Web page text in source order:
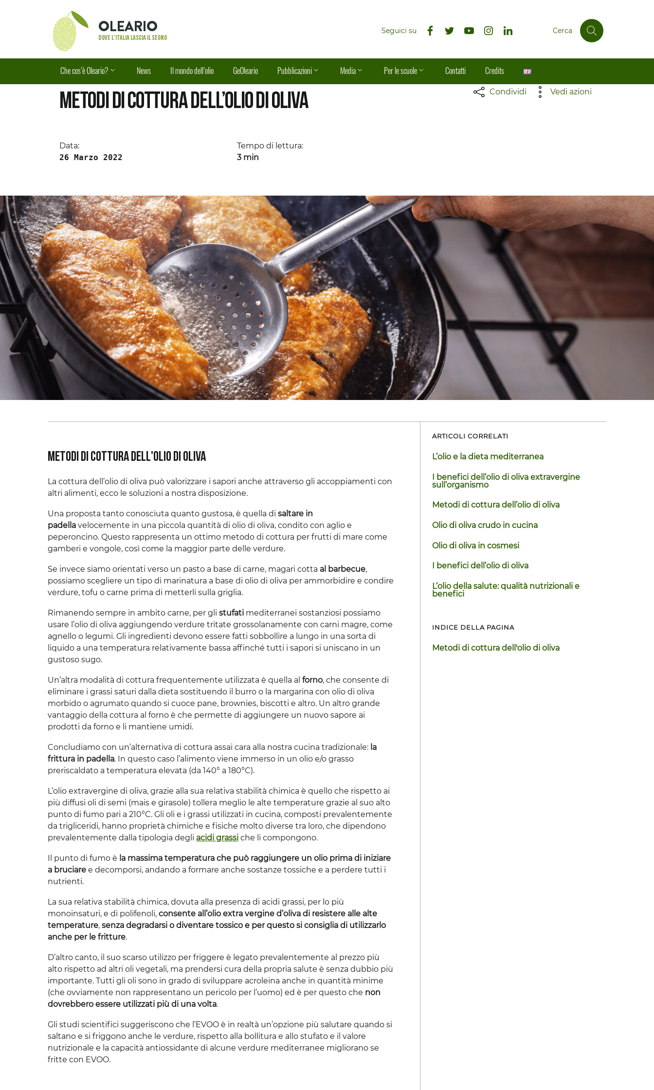
Vai al contenuto principale
Vai al piè di pagina
OLEARIO
Dove l'Italia lascia il segno
Seguici su Cerca
Che cos’è Oleario? News Il mondo dell’olio GeOleario Pubblicazioni Media Per le scuole Contatti Credits
Metodi di cottura dell’olio di oliva
Data:
26 Marzo 2022
Tempo di lettura:
3 min
Condividi Vedi azioni
Metodi di cottura dell'olio di oliva
La cottura dell’olio di oliva può valorizzare i sapori anche attraverso gli accoppiamenti con
altri alimenti, ecco le soluzioni a nostra disposizione.
Una proposta tanto conosciuta quanto gustosa, è quella di saltare in
padella velocemente in una piccola quantità di olio di oliva, condito con aglio e
peperoncino. Questo rappresenta un ottimo metodo di cottura per frutti di mare come
gamberi e vongole, così come la maggior parte delle verdure.
Se invece siamo orientati verso un pasto a base di carne, magari cotta al barbecue,
possiamo scegliere un tipo di marinatura a base di olio di oliva per ammorbidire e condire
verdure, tofu o carne prima di metterli sulla griglia.
Rimanendo sempre in ambito carne, per gli stufati mediterranei sostanziosi possiamo
usare l’olio di oliva aggiungendo verdure tritate grossolanamente con carni magre, come
agnello o legumi. Gli ingredienti devono essere fatti sobbollire a lungo in una sorta di
liquido a una temperatura relativamente bassa affinché tutti i sapori si uniscano in un
gustoso sugo.
Un’altra modalità di cottura frequentemente utilizzata è quella al forno, che consente di
eliminare i grassi saturi dalla dieta sostituendo il burro o la margarina con olio di oliva
morbido o agrumato quando si cuoce pane, brownies, biscotti e altro. Un altro grande
vantaggio della cottura al forno è che permette di aggiungere un nuovo sapore ai
prodotti da forno e li mantiene umidi.
Concludiamo con un’alternativa di cottura assai cara alla nostra cucina tradizionale: la
frittura in padella. In questo caso l’alimento viene immerso in un olio e/o grasso
preriscaldato a temperatura elevata (da 140° a 180°C).
L’olio extravergine di oliva, grazie alla sua relativa stabilità chimica è quello che rispetto ai
più diffusi oli di semi (mais e girasole) tollera meglio le alte temperature grazie al suo alto
punto di fumo pari a 210°C. Gli oli e i grassi utilizzati in cucina, composti prevalentemente
da trigliceridi, hanno proprietà chimiche e fisiche molto diverse tra loro, che dipendono
prevalentemente dalla tipologia degli acidi grassi che li compongono.
Il punto di fumo è la massima temperatura che può raggiungere un olio prima di iniziare
a bruciare e decomporsi, andando a formare anche sostanze tossiche e a perdere tutti i
nutrienti.
La sua relativa stabilità chimica, dovuta alla presenza di acidi grassi, per lo più
monoinsaturi, e di polifenoli, consente all’olio extra vergine d’oliva di resistere alle alte
temperature, senza degradarsi o diventare tossico e per questo si consiglia di utilizzarlo
anche per le fritture.
D’altro canto, il suo scarso utilizzo per friggere è legato prevalentemente al prezzo più
alto rispetto ad altri oli vegetali, ma prendersi cura della propria salute è senza dubbio più
importante. Tutti gli oli sono in grado di sviluppare acroleina anche in quantità minime
(che ovviamente non rappresentano un pericolo per l’uomo) ed è per questo che non
dovrebbero essere utilizzati più di una volta.
Gli studi scientifici suggeriscono che l’EVOO è in realtà un’opzione più salutare quando si
saltano e si friggono anche le verdure, rispetto alla bollitura e allo stufato e il valore
nutrizionale e la capacità antiossidante di alcune verdure mediterranee migliorano se
fritte con EVOO.
ARTICOLI CORRELATI
L’olio e la dieta mediterranea
I benefici dell’olio di oliva extravergine
sull’organismo
Metodi di cottura dell’olio di oliva
Olio di oliva crudo in cucina
Olio di oliva in cosmesi
I benefici dell’olio di oliva
L’olio della salute: qualità nutrizionali e
benefici
INDICE DELLA PAGINA
Metodi di cottura dell'olio di oliva